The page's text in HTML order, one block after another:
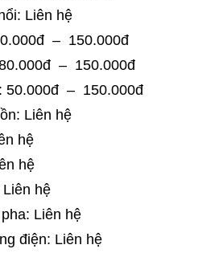
Liên hệ
– 150.000đ
– 150.000đ
50.000đ – 150.000đ
Liên hệ
hệ
hệ
hệ
Liên hệ
điện: Liên hệ